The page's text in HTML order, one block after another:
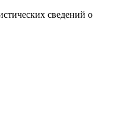
сведений о